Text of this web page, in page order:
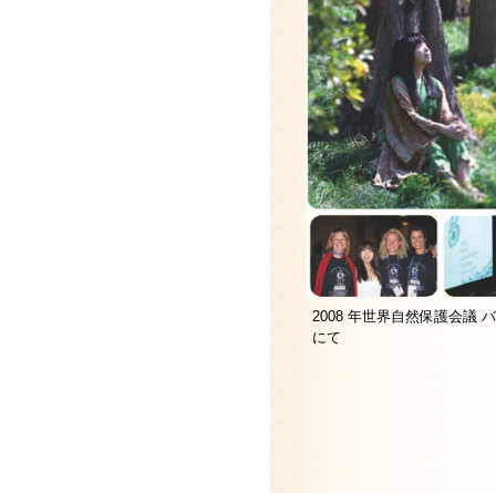
2008 年世界自然保護会議
にて